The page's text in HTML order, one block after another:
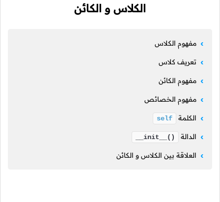
الكلاس و الكائن
مفهوم الكلاس
تعريف كلاس
مفهوم الكائن
مفهوم الخصائص
الكلمة self
الدالة __init__()
العلاقة بين الكلاس و الكائن